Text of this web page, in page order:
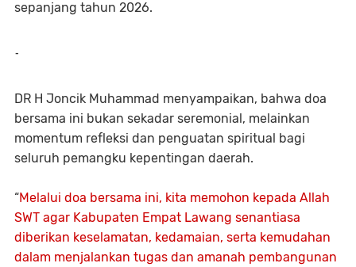
sepanjang tahun 2026.
-
DR H Joncik Muhammad menyampaikan, bahwa doa
bersama ini bukan sekadar seremonial, melainkan
momentum refleksi dan penguatan spiritual bagi
seluruh pemangku kepentingan daerah.
“Melalui doa bersama ini, kita memohon kepada Allah
SWT agar Kabupaten Empat Lawang senantiasa
diberikan keselamatan, kedamaian, serta kemudahan
dalam menjalankan tugas dan amanah pembangunan